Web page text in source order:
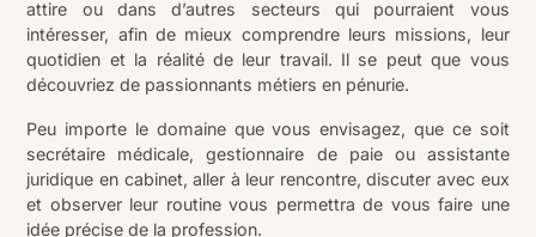
attire ou dans d’autres secteurs qui pourraient vous
intéresser, afin de mieux comprendre leurs missions, leur
quotidien et la réalité de leur travail. Il se peut que vous
découvriez de passionnants métiers en pénurie.
Peu importe le domaine que vous envisagez, que ce soit
secrétaire médicale, gestionnaire de paie ou assistante
juridique en cabinet, aller à leur rencontre, discuter avec eux
et observer leur routine vous permettra de vous faire une
idée précise de la profession.